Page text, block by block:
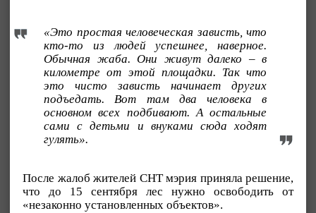
«Это простая человеческая зависть, что
кто-то из людей успешнее, наверное.
Обычная жаба. Они живут далеко – в
километре от этой площадки. Так что
это чисто зависть начинает других
подъедать. Вот там два человека в
основном всех подбивают. А остальные
сами с детьми и внуками сюда ходят
гулять».
После жалоб жителей СНТ мэрия приняла решение,
что до 15 сентября лес нужно освободить от
«незаконно установленных объектов».